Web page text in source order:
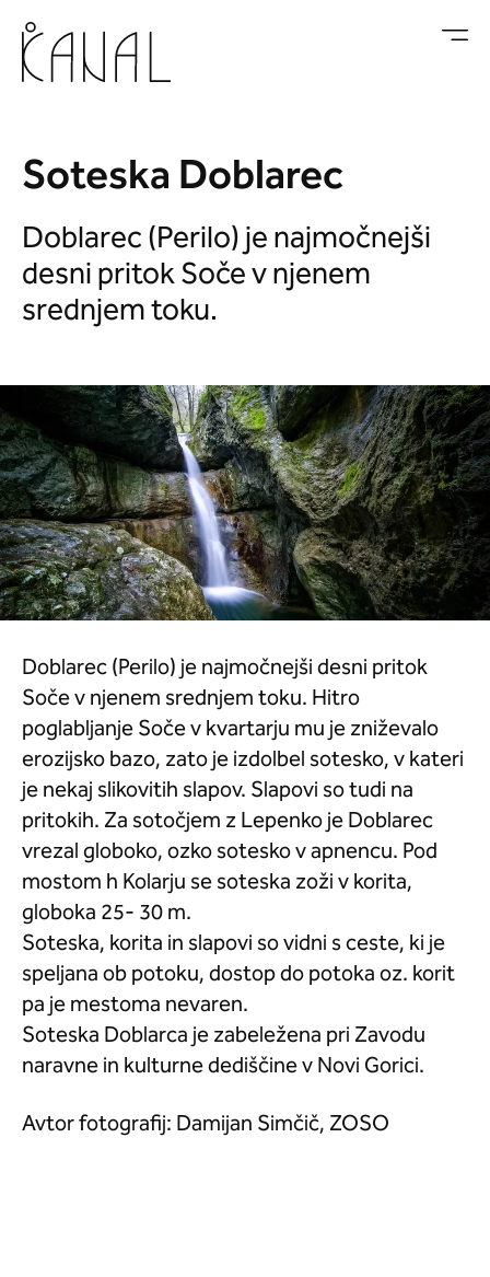
Soteska Doblarec
Doblarec (Perilo) je najmočnejši
desni pritok Soče v njenem
srednjem toku.
Doblarec (Perilo) je najmočnejši desni pritok
Soče v njenem srednjem toku. Hitro
poglabljanje Soče v kvartarju mu je zniževalo
erozijsko bazo, zato je izdolbel sotesko, v kateri
je nekaj slikovitih slapov. Slapovi so tudi na
pritokih. Za sotočjem z Lepenko je Doblarec
vrezal globoko, ozko sotesko v apnencu. Pod
mostom h Kolarju se soteska zoži v korita,
globoka 25- 30 m.
Soteska, korita in slapovi so vidni s ceste, ki je
speljana ob potoku, dostop do potoka oz. korit
pa je mestoma nevaren.
Soteska Doblarca je zabeležena pri Zavodu
naravne in kulturne dediščine v Novi Gorici.
Avtor fotografij: Damijan Simčič, ZOSO